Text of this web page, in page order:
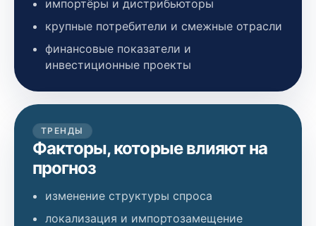
импортёры и дистрибьюторы
крупные потребители и смежные отрасли
финансовые показатели и
инвестиционные проекты
ТРЕНДЫ
Факторы, которые влияют на
прогноз
изменение структуры спроса
локализация и импортозамещение